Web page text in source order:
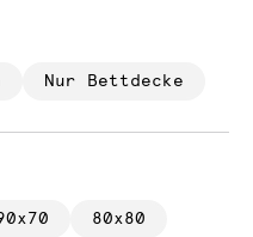
Nur Bettdecke
80x80